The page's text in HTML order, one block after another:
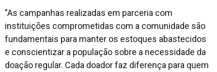
"As campanhas realizadas em parceria com
instituições comprometidas com a comunidade são
fundamentais para manter os estoques abastecidos
e conscientizar a população sobre a necessidade da
doação regular. Cada doador faz diferença para quem